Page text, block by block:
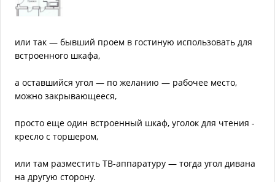
или так — бывший проем в гостиную использовать для
встроенного шкафа,
а оставшийся угол — по желанию — рабочее место,
можно закрывающееся,
просто еще один встроенный шкаф, уголок для чтения -
кресло с торшером,
или там разместить ТВ-аппаратуру — тогда угол дивана
на другую сторону.